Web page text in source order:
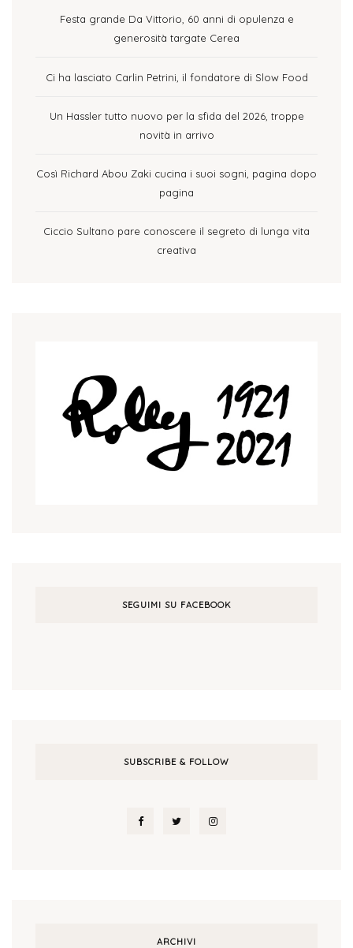
Festa grande Da Vittorio, 60 anni di opulenza e
generosità targate Cerea
Ci ha lasciato Carlin Petrini, il fondatore di Slow Food
Un Hassler tutto nuovo per la sfida del 2026, troppe
novità in arrivo
Così Richard Abou Zaki cucina i suoi sogni, pagina dopo
pagina
Ciccio Sultano pare conoscere il segreto di lunga vita
creativa
SEGUIMI SU FACEBOOK
SUBSCRIBE & FOLLOW
ARCHIVI